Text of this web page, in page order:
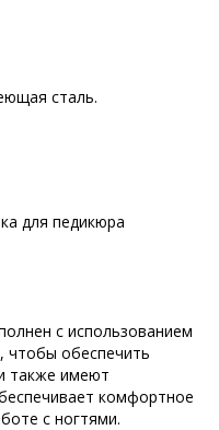
сталь.
для педикюра
с использованием
чтобы обеспечить
также имеют
комфортное
с ногтями.